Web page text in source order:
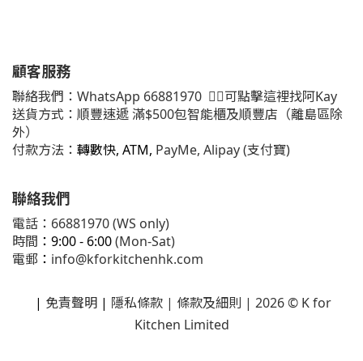
顧客服務
聯絡我們： WhatsApp 66881970 👈🏻可點擊這裡找阿Kay
送貨方式：順豐速遞 滿$500包智能櫃及順豐店（離島區除
外）
付款方法： 轉數快, ATM, PayMe, Alipay (支付寶)
聯絡我們
電話：66881970 (WS only)
時間 ：9:00 - 6:00(Mon-Sat)
電郵 ： info@kforkitchenhk.com
| 免責聲明 | 隱私條款 | 條款及細則 | 2026 © K for
Kitchen Limited